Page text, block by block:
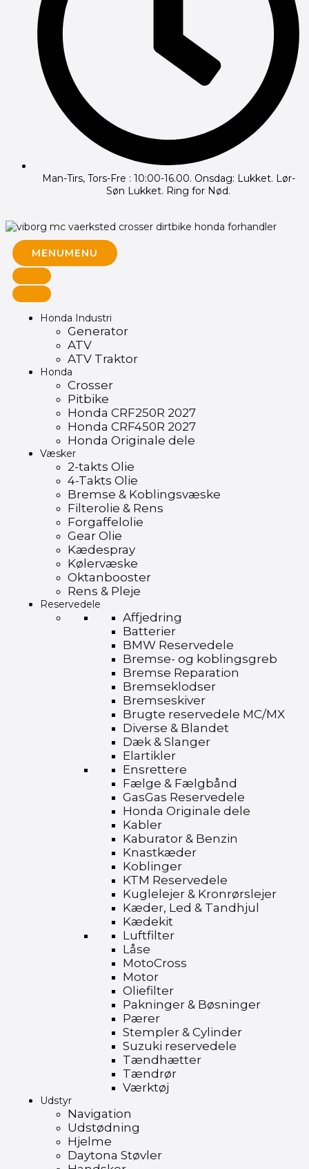
Man-Tirs, Tors-Fre : 10:00-16.00. Onsdag: Lukket. Lør-
Søn Lukket. Ring for Nød.
MENUMENU
Honda Industri
Generator
ATV
ATV Traktor
Honda
Crosser
Pitbike
Honda CRF250R 2027
Honda CRF450R 2027
Honda Originale dele
Væsker
2-takts Olie
4-Takts Olie
Bremse & Koblingsvæske
Filterolie & Rens
Forgaffelolie
Gear Olie
Kædespray
Kølervæske
Oktanbooster
Rens & Pleje
Reservedele
Affjedring
Batterier
BMW Reservedele
Bremse- og koblingsgreb
Bremse Reparation
Bremseklodser
Bremseskiver
Brugte reservedele MC/MX
Diverse & Blandet
Dæk & Slanger
Elartikler
Ensrettere
Fælge & Fælgbånd
GasGas Reservedele
Honda Originale dele
Kabler
Kaburator & Benzin
Knastkæder
Koblinger
KTM Reservedele
Kuglelejer & Kronrørslejer
Kæder, Led & Tandhjul
Kædekit
Luftfilter
Låse
MotoCross
Motor
Oliefilter
Pakninger & Bøsninger
Pærer
Stempler & Cylinder
Suzuki reservedele
Tændhætter
Tændrør
Værktøj
Udstyr
Navigation
Udstødning
Hjelme
Daytona Støvler